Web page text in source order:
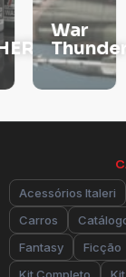
War
Thunder
Acessórios Italeri
Carros
Fantasy
Ficção